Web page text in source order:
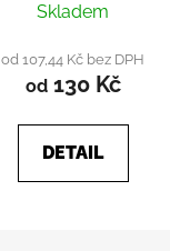
hodnocení
produktu
je
z
Skladem
od 107,44 Kč bez DPH
od130 Kč
DETAIL